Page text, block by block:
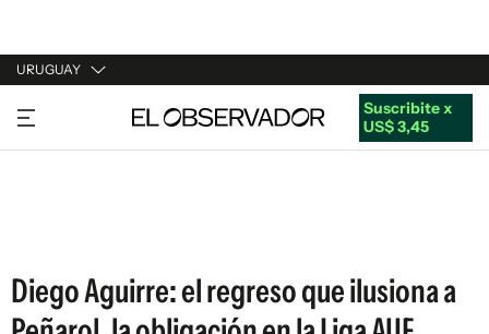
URUGUAY
URUGUAY
ARGENTINA
Suscribite x
US$ 3,45
Diego Aguirre: el regreso que ilusiona a